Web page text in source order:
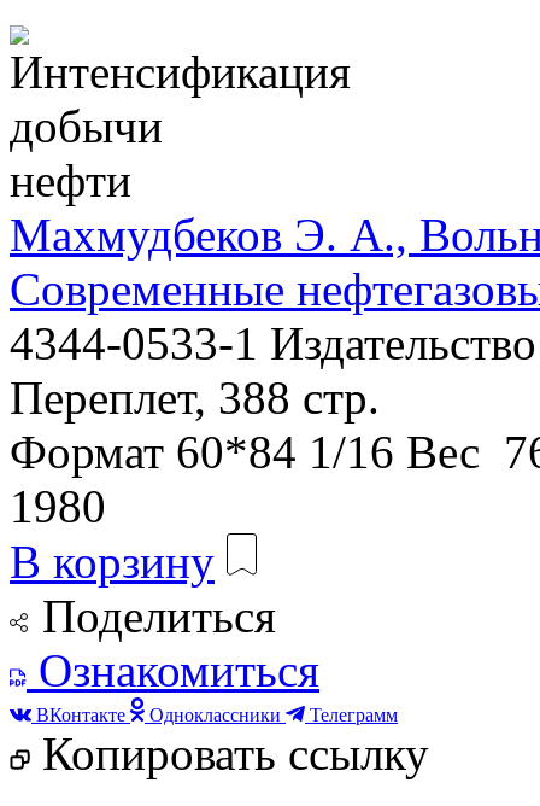
Махмудбеков Э. А.,
Современные
4344-0533-1
Переплет, 388 стр.
Формат 60*84 1/16 Вес
1980
В корзину
Поделиться
Ознакомиться
ВКонтакте Одноклассники Телеграмм
Копировать ссылку